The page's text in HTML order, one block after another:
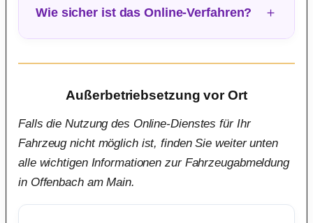
Wie sicher ist das Online-Verfahren?
Außerbetriebsetzung vor Ort
Falls die Nutzung des Online-Dienstes für Ihr
Fahrzeug nicht möglich ist, finden Sie weiter unten
alle wichtigen Informationen zur Fahrzeugabmeldung
in Offenbach am Main.